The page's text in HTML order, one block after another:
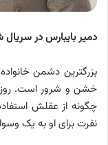
دمیر بایبارس در
بزرگترین دشمن
خشن و شرور است.
چگونه از عقلش
نفرت برای او به یک